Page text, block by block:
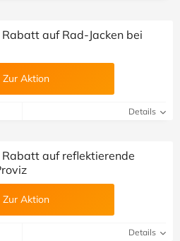
auf Rad-Jacken bei
Zur Aktion
Details
Rabatt auf reflektierende
Zur Aktion
Details